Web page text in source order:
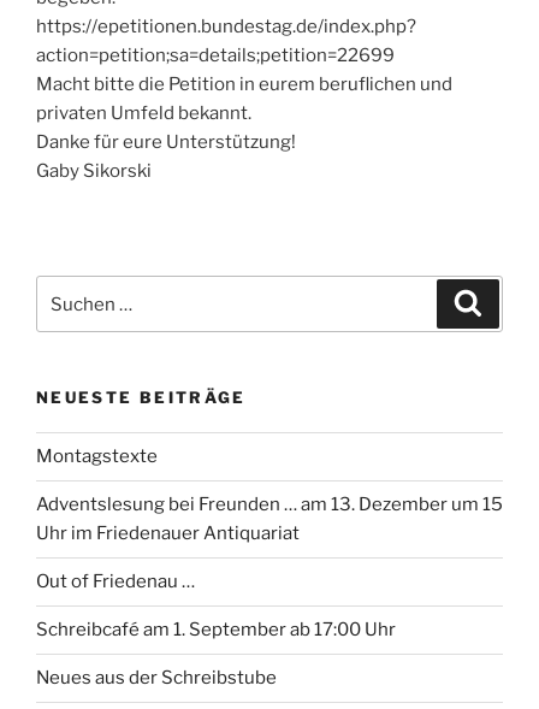
https://epetitionen.bundestag.de/index.php?
action=petition;sa=details;petition=22699
Macht bitte die Petition in eurem beruflichen und
privaten Umfeld bekannt.
Danke für eure Unterstützung!
Gaby Sikorski
nach:
NEUESTE BEITRÄGE
Montagstexte
Adventslesung bei Freunden … am 13. Dezember um 15
Uhr im Friedenauer Antiquariat
Out of Friedenau …
Schreibcafé am 1. September ab 17:00 Uhr
Neues aus der Schreibstube